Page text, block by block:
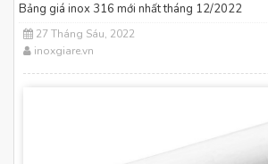
Bảng giá inox 316 mới nhất tháng 12/2022
27 Tháng Sáu, 2022
inoxgiare.vn